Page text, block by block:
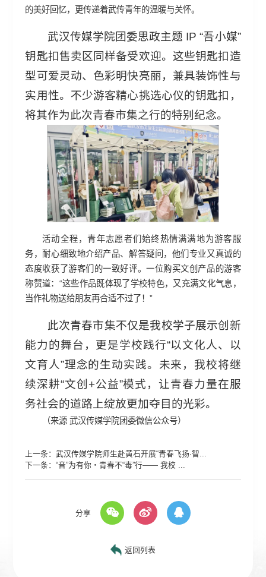
的美好回忆，更传递着武传青年的温暖与关怀。
武汉传媒学院团委思政主题 IP “吾小媒”
钥匙扣售卖区同样备受欢迎。这些钥匙扣造
型可爱灵动、色彩明快亮丽，兼具装饰性与
实用性。不少游客精心挑选心仪的钥匙扣，
将其作为此次青春市集之行的特别纪念。
活动全程，青年志愿者们始终热情满满地为游客服
务，耐心细致地介绍产品、解答疑问，他们专业又真诚的
态度收获了游客们的一致好评。一位购买文创产品的游客
称赞道：“这些作品既体现了学校特色，又充满文化气息，
当作礼物送给朋友再合适不过了！”
此次青春市集不仅是我校学子展示创新
能力的舞台，更是学校践行“以文化人、以
文育人”理念的生动实践。未来，我校将继
续深耕“文创+公益”模式，让青春力量在服
务社会的道路上绽放更加夺目的光彩。
（来源 武汉传媒学院团委微信公众号）
上一条：武汉传媒学院师生赴黄石开展“青春飞扬·智...
下一条：“音”为有你・青春不“毒”行—— 我校 ...
分享
返回列表